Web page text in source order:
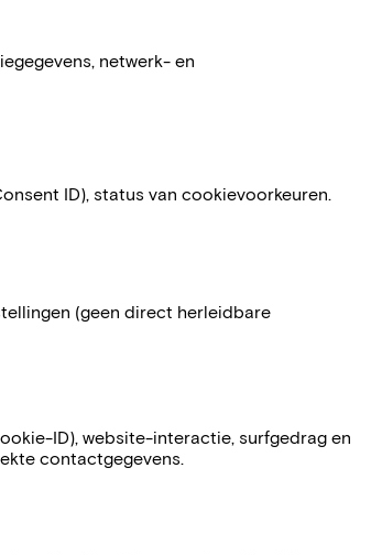
netwerk- en
ID), status van cookievoorkeuren.
(geen direct herleidbare
ID), website-interactie, surfgedrag en
contactgegevens.